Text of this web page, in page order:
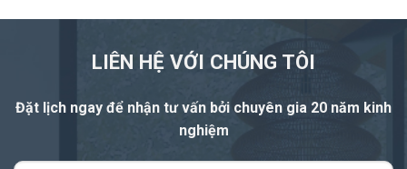
LIÊN HỆ VỚI CHÚNG TÔI
Đặt lịch ngay để nhận tư vấn bởi chuyên gia 20 năm kinh
nghiệm